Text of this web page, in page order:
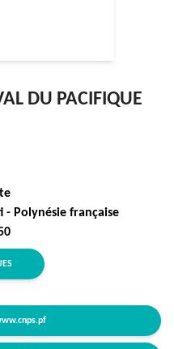
DU PACIFIQUE
- Polynésie française